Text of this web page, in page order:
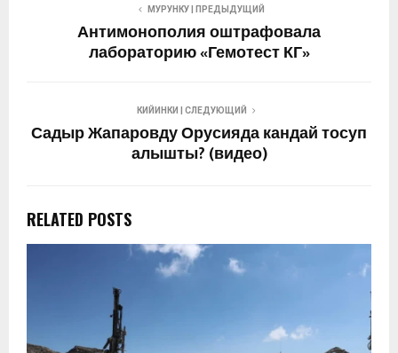
МУРУНКУ | ПРЕДЫДУЩИЙ
Антимонополия оштрафовала
лабораторию «Гемотест КГ»
КИЙИНКИ | СЛЕДУЮЩИЙ
Садыр Жапаровду Орусияда кандай тосуп
алышты? (видео)
RELATED POSTS